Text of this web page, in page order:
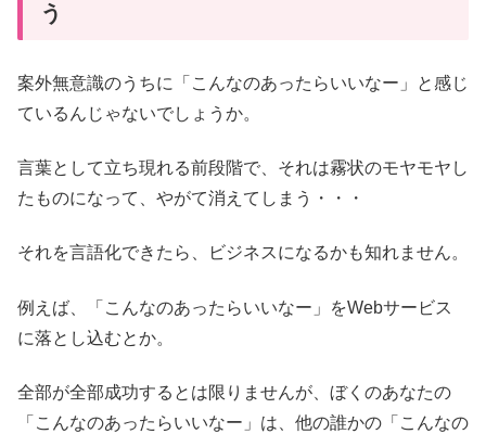
う
案外無意識のうちに「こんなのあったらいいなー」と感じ
ているんじゃないでしょうか。
言葉として立ち現れる前段階で、それは霧状のモヤモヤし
たものになって、やがて消えてしまう・・・
それを言語化できたら、ビジネスになるかも知れません。
例えば、「こんなのあったらいいなー」をWebサービス
に落とし込むとか。
全部が全部成功するとは限りませんが、ぼくのあなたの
「こんなのあったらいいなー」は、他の誰かの「こんなの